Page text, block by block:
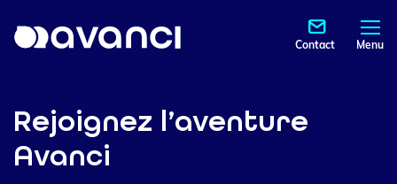
Contact Menu
Rejoignez l’aventure
Avanci